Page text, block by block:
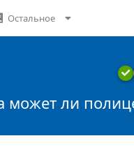
Остальное
может ли